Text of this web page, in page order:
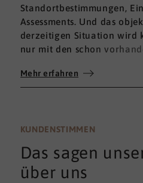
Standortbestimmungen,
Assessments. Und das
derzeitigen Situation wird
nur mit den schon
umfassenden 360°-
Mehr erfahren
KUNDENSTIMMEN
Das sagen
über uns